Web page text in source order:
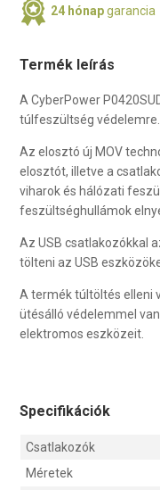
24 hónapgarancia
Termék leírás
A CyberPower
túlfeszültség védelemre.
Az elosztó új MOV
elosztót, illetve a
viharok és hálózati
feszültséghullámok
Az USB csatlakozókkal
tölteni az USB
A termék túltöltés elleni
ütésálló védelemmel
elektromos eszközeit.
Specifikációk
Csatlakozók
Méretek